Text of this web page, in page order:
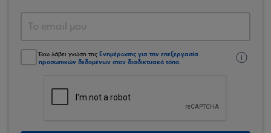
Έχω λάβει γνώση της Ενημέρωσης για την επεξεργασία
προσωπικών δεδομένων στον διαδικτυακό τόπο.